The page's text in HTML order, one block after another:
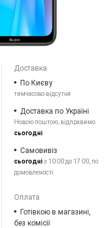
Доставка
По Києву
тимчасово відсутня
Доставка по Україні
Новою поштою, відправимо
сьогодні
Самовивіз
сьогодніз 10:00 до 17:00, по
домовленості
Оплата
Готівкою в магазині,
без комісії